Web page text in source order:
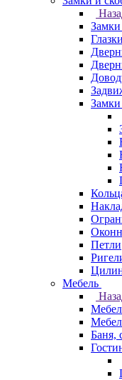
Замки
Замки
Петли
Мебель
Баня,